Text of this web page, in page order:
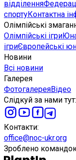
відділення
спортуКонтактна
Олімпійські
Олімпійські ігри
ігриЄвропейські
Новини
Всі новини
Галерея
ФотогалереяВідео
Слідкуй за нами тут:
Контакти:
office@noc-ukr.org
Зроблено